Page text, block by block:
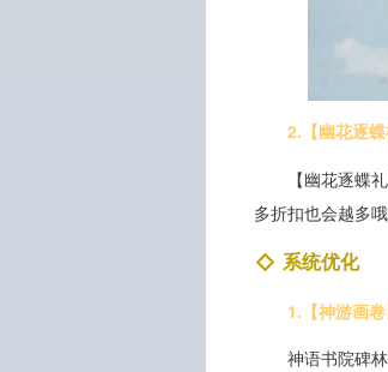
2.【幽花逐
【幽花逐蝶
多折扣也会越多
系统优化
1.【神游画
神语书院碑